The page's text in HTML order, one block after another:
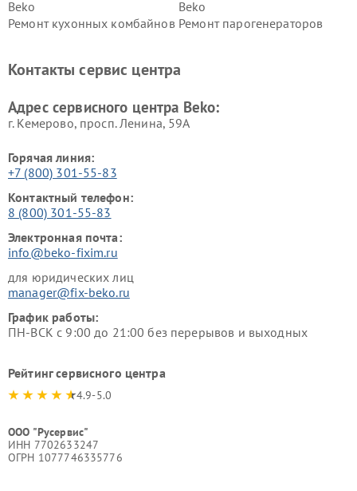
Beko
Beko
Ремонт кухонных комбайнов Ремонт парогенераторов
Ремонт холодильников Beko Ремонт морозильных камер
Контакты сервис центра
Адрес сервисного центра Beko:
г. Кемерово, просп. Ленина, 59А
Горячая линия:
+7 (800) 301-55-83
Контактный телефон:
8 (800) 301-55-83
Электронная почта:
info@beko-fixim.ru
для юридических лиц
manager@fix-beko.ru
График работы:
ПН-ВСК с 9:00 до 21:00 без перерывов и выходных
Рейтинг сервисного центра
4.9-5.0
ООО "Русервис"
ИНН 7702633247
ОГРН 1077746335776